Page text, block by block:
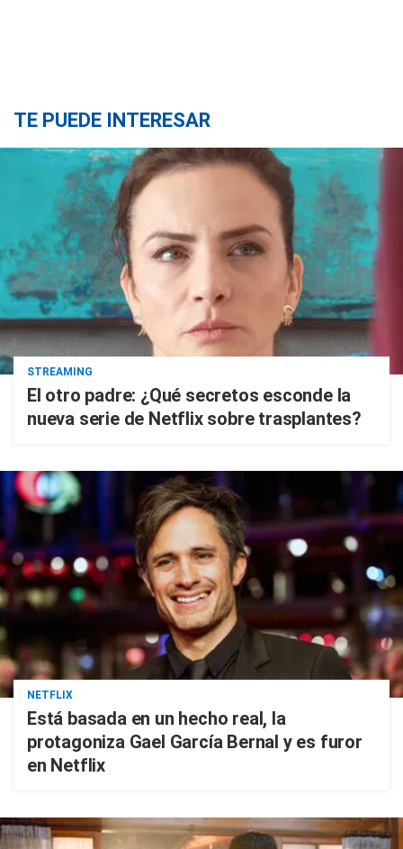
TE PUEDE INTERESAR
STREAMING
El otro padre: ¿Qué secretos esconde la
nueva serie de Netflix sobre trasplantes?
NETFLIX
Está basada en un hecho real, la
protagoniza Gael García Bernal y es furor
en Netflix